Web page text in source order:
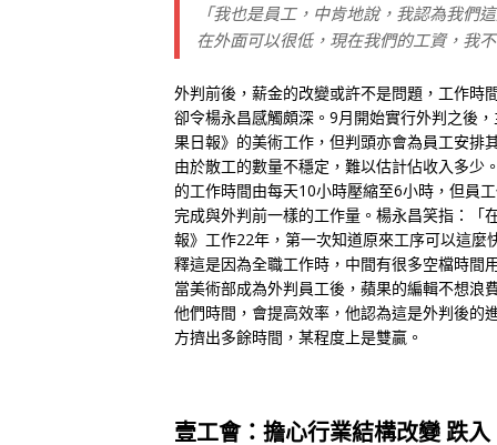
「我也是員工，中肯地說，我認為我們
在外面可以很低，現在我們的工資，我
外判前後，薪金的改變或許不是問題，工作時
卻令楊永昌感觸頗深。9月開始實行外判之後
果日報》的美術工作，但判頭亦會為員工安排
由於散工的數量不穩定，難以估計佔收入多少
的工作時間由每天10小時壓縮至6小時，但員
完成與外判前一樣的工作量。楊永昌笑指：「
報》工作22年，第一次知道原來工序可以這麼
釋這是因為全職工作時，中間有很多空檔時間
當美術部成為外判員工後，蘋果的編輯不想浪
他們時間，會提高效率，他認為這是外判後的
方擠出多餘時間，某程度上是雙贏。
壹工會：擔心行業結構改變 跌